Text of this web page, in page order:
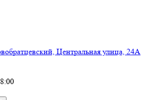
Центральная улица, 24А